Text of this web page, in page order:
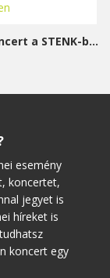
Zuboly koncert a STENK-ben
esemény
koncertet,
jegyet is
híreket is
koncert egy